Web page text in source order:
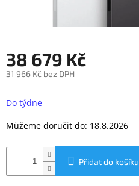
podmínky
Autorizované
Rozšíření
a
Splátky
38 679 Kč
31 966 Kč bez DPH
cena:
Do týdne
Můžeme doručit do: 18.8.2026
Přidat do košíku